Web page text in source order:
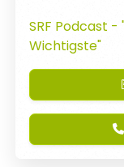
SRF Podcast
Wichtigste"